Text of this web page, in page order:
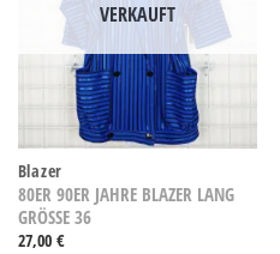
VERKAUFT
Blazer
80ER 90ER JAHRE BLAZER LANG
GRÖSSE 36
27,00 €